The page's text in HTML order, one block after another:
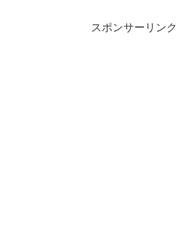
スポンサーリンク